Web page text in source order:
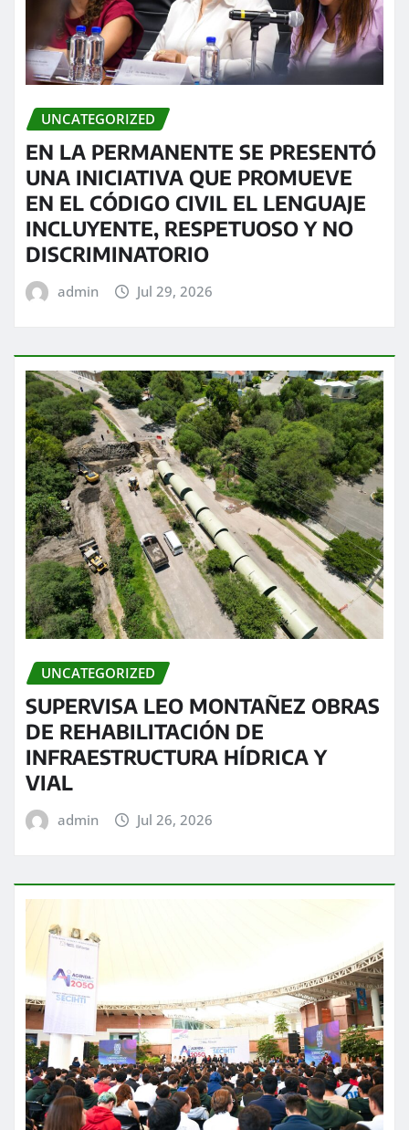
UNCATEGORIZED
EN LA PERMANENTE SE PRESENTÓ
UNA INICIATIVA QUE PROMUEVE
EN EL CÓDIGO CIVIL EL LENGUAJE
INCLUYENTE, RESPETUOSO Y NO
DISCRIMINATORIO
admin Jul 29, 2026
UNCATEGORIZED
SUPERVISA LEO MONTAÑEZ OBRAS
DE REHABILITACIÓN DE
INFRAESTRUCTURA HÍDRICA Y
VIAL
admin Jul 26, 2026